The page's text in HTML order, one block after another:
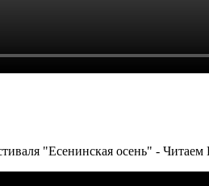
"Есенинская осень" - Читаем